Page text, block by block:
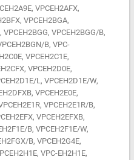
VPCEH2AFX,
VPCEH2BGA,
VPCEH2BGG/B,
B, VPC-
VPCEH2C1E,
VPCEH2D0E,
L, VPCEH2D1E/W,
VPCEH2E0E,
VPCEH2E1R/B,
VPCEH2EFXB,
B, VPCEH2F1E/W,
B, VPCEH2G4E,
VPC-EH2H1E,